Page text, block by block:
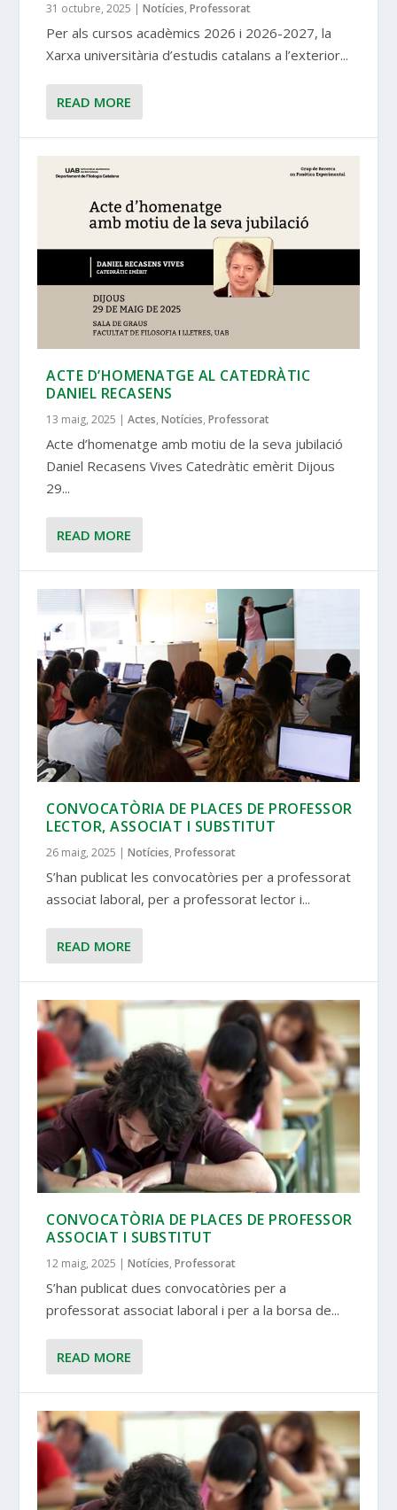
31 octubre, 2025 |Notícies,Professorat
Per als cursos acadèmics 2026 i 2026-2027, la
Xarxa universitària d’estudis catalans a l’exterior...
READ MORE
ACTE D’HOMENATGE AL CATEDRÀTIC
DANIEL RECASENS
13 maig, 2025 |Actes,Notícies,Professorat
Acte d’homenatge amb motiu de la seva jubilació
Daniel Recasens Vives Catedràtic emèrit Dijous
29...
READ MORE
CONVOCATÒRIA DE PLACES DE PROFESSOR
LECTOR, ASSOCIAT I SUBSTITUT
26 maig, 2025 |Notícies,Professorat
S’han publicat les convocatòries per a professorat
associat laboral, per a professorat lector i...
READ MORE
CONVOCATÒRIA DE PLACES DE PROFESSOR
ASSOCIAT I SUBSTITUT
12 maig, 2025 |Notícies,Professorat
S’han publicat dues convocatòries per a
professorat associat laboral i per a la borsa de...
READ MORE